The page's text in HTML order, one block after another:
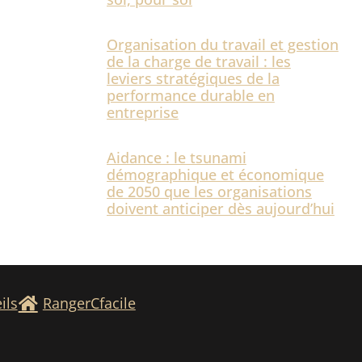
Organisation du travail et gestion
de la charge de travail : les
leviers stratégiques de la
performance durable en
entreprise
Aidance : le tsunami
démographique et économique
de 2050 que les organisations
doivent anticiper dès aujourd’hui
RangerCfacile